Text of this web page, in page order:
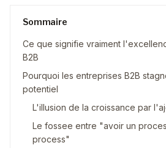
Sommaire
Ce que signifie vraiment
B2B
Pourquoi les entreprises B2B
potentiel
L'illusion de la croissance par
Le fossee entre "avoir un
process"